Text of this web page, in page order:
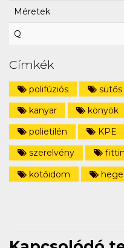
Méretek
Q
Címkék
polifúziós sütős
kanyar
könyök
polietilén
KPE
szerelvény
kötőidom